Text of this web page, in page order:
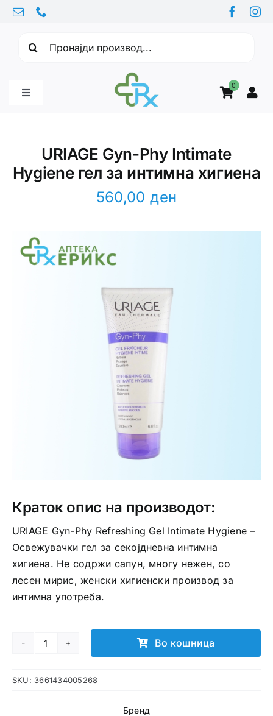
Skip
content
0
Toggle
Витамини
Здравствени проблеми
URIAGE Gyn-Phy Intimate
Hygiene гел за интимна хигиена
560,00ден
Краток опис на производот:
URIAGE Gyn-Phy Refreshing Gel Intimate Hygiene –
Освежувачки гел за секојдневна интимна
хигиена. Не содржи сапун, многу нежен, со
лесен мирис, женски хигиенски производ за
интимна употреба.
URIAGE
Phy
Во кошница
SKU: 3661434005268
Бренд